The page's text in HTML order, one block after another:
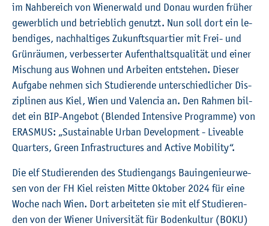
im Nah­be­reich von Wie­ner­wald und Donau wur­den frü­her
ge­werb­lich und be­trieb­lich ge­nutzt. Nun soll dort ein le­
ben­di­ges, nach­hal­ti­ges Zu­kunfts­quar­tier mit Frei- und
Grün­räu­men, ver­bes­ser­ter Auf­ent­halts­qua­li­tät und einer
Mi­schung aus Woh­nen und Ar­bei­ten ent­ste­hen. Die­ser
Auf­ga­be neh­men sich Stu­die­ren­de un­ter­schied­li­cher Dis­
zi­pli­nen aus Kiel, Wien und Va­len­cia an. Den Rah­men bil­
det ein BIP-An­ge­bot (Blen­ded In­ten­si­ve Pro­gram­me) von
ERAS­MUS: „Sus­tai­n­a­ble Urban De­ve­lop­ment - Livea­ble
Quar­ters, Green In­fra­st­ruc­tu­res and Ac­ti­ve Mo­bi­li­ty“.
Die elf Stu­die­ren­den des Stu­di­en­gangs Bau­in­ge­nieur­we­
sen von der FH Kiel reis­ten Mitte Ok­to­ber 2024 für eine
Woche nach Wien. Dort ar­bei­te­ten sie mit elf Stu­die­ren­
den von der Wie­ner Uni­ver­si­tät für Bo­den­kul­tur (BOKU)